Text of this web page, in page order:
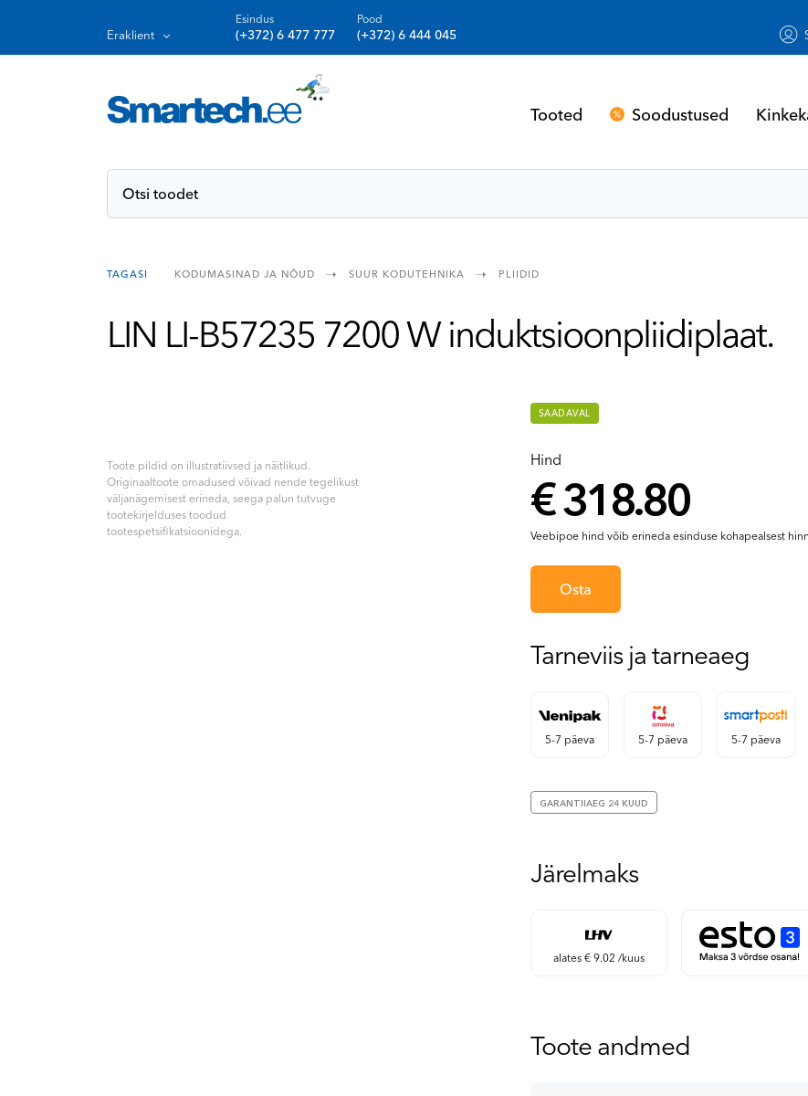
Eraklient
Esindus
(+372) 6 477 777
Pood
(+372) 6 444 045
Tooted Soodustused
TAGASI KODUMASINAD JA NÕUD SUUR KODUTEHNIKA PLIIDID
LIN LI-B57235 7200 W induktsioonpliidiplaat.
Toote pildid on illustratiivsed ja näitlikud.
Originaaltoote omadused võivad nende tegelikust
väljanägemisest erineda, seega palun tutvuge
tootekirjelduses toodud
tootespetsifikatsioonidega.
SAADAVAL
Hind
€ 318.80
Veebipoe hind võib erineda esinduse kohapealsest
Osta
Tarneviis ja tarneaeg
5-7 päeva 5-7 päeva 5-7 päeva
GARANTIIAEG 24 KUUD
Järelmaks
alates € 9.02 /kuus
Toote andmed